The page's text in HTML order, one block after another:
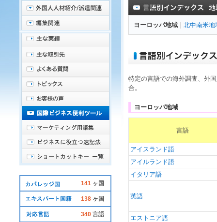
ヨーロッパ地域 北中南米地
特定の言語での海外調査、外
合。
ヨーロッパ地域
言語
アイスランド語
アイルランド語
イタリア語
英語
エストニア語
141 ヶ国
138 ヶ国
340 言語